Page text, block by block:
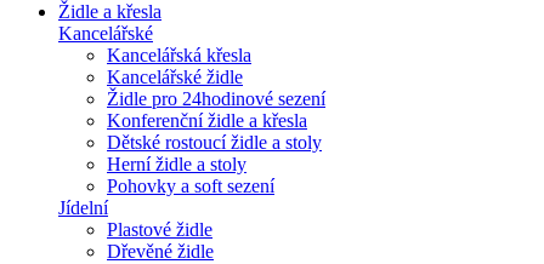
Židle a křesla
Kancelářské
Kancelářská křesla
Kancelářské židle
Židle pro 24hodinové sezení
Konferenční židle a křesla
Dětské rostoucí židle a stoly
Herní židle a stoly
Pohovky a soft sezení
Jídelní
Plastové židle
Dřevěné židle